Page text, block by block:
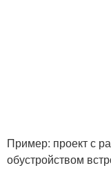
Пример: проект с
обустройством